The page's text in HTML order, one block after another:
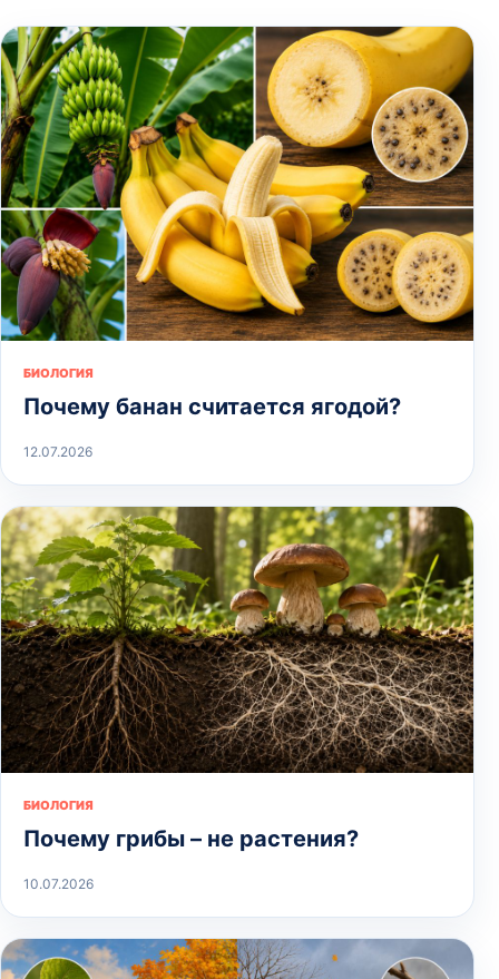
БИОЛОГИЯ
Почему банан считается ягодой?
12.07.2026
БИОЛОГИЯ
Почему грибы – не растения?
10.07.2026